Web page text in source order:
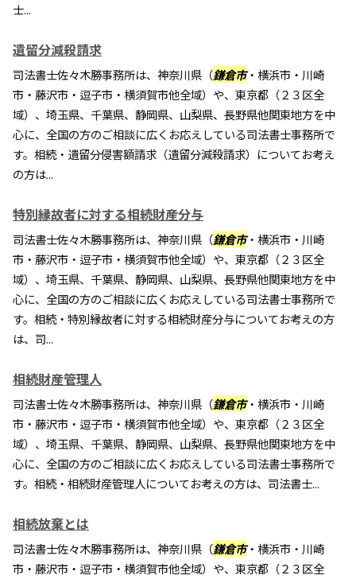
士...
遺留分減殺請求
司法書士佐々木勝事務所は、神奈川県（鎌倉市・横浜市・川崎
市・藤沢市・逗子市・横須賀市他全域）や、東京都（２３区全
域）、埼玉県、千葉県、静岡県、山梨県、長野県他関東地方を中
心に、全国の方のご相談に広くお応えしている司法書士事務所で
す。相続・遺留分侵害額請求（遺留分減殺請求）についてお考え
の方は...
特別縁故者に対する相続財産分与
司法書士佐々木勝事務所は、神奈川県（鎌倉市・横浜市・川崎
市・藤沢市・逗子市・横須賀市他全域）や、東京都（２３区全
域）、埼玉県、千葉県、静岡県、山梨県、長野県他関東地方を中
心に、全国の方のご相談に広くお応えしている司法書士事務所で
す。相続・特別縁故者に対する相続財産分与についてお考えの方
は、司...
相続財産管理人
司法書士佐々木勝事務所は、神奈川県（鎌倉市・横浜市・川崎
市・藤沢市・逗子市・横須賀市他全域）や、東京都（２３区全
域）、埼玉県、千葉県、静岡県、山梨県、長野県他関東地方を中
心に、全国の方のご相談に広くお応えしている司法書士事務所で
す。相続・相続財産管理人についてお考えの方は、司法書士...
相続放棄とは
司法書士佐々木勝事務所は、神奈川県（鎌倉市・横浜市・川崎
市・藤沢市・逗子市・横須賀市他全域）や、東京都（２３区全